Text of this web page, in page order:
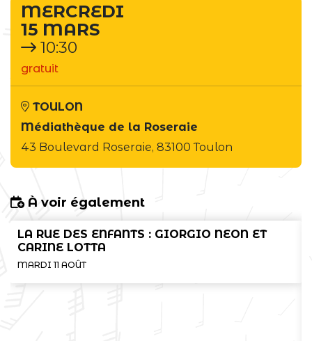
MERCREDI
15 MARS
10:30
gratuit
TOULON
Médiathèque de la Roseraie
43 Boulevard Roseraie, 83100 Toulon
À voir également
LA RUE DES ENFANTS : GIORGIO NEON ET
CARINE LOTTA
MARDI 11 AOÛT